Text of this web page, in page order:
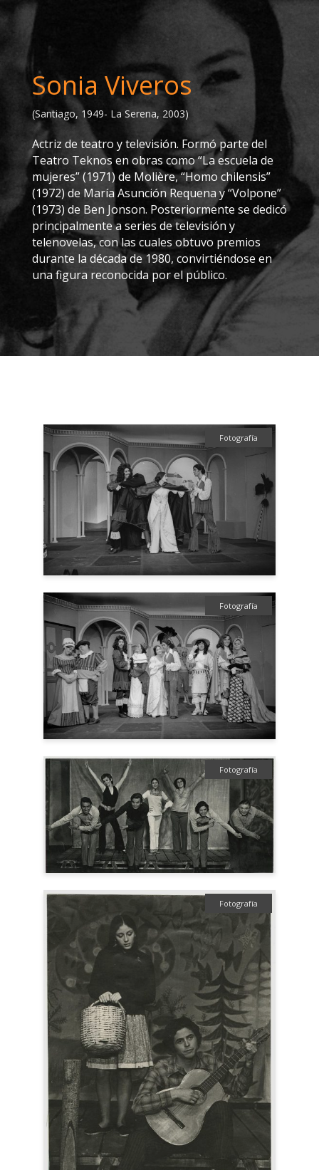
Sonia Viveros
(Santiago, 1949- La Serena, 2003)
Actriz de teatro y televisión. Formó parte del
Teatro Teknos en obras como “La escuela de
mujeres” (1971) de Molière, “Homo chilensis”
(1972) de María Asunción Requena y “Volpone”
(1973) de Ben Jonson. Posteriormente se dedicó
principalmente a series de televisión y
telenovelas, con las cuales obtuvo premios
durante la década de 1980, convirtiéndose en
una figura reconocida por el público.
Fotografía
Fotografía
Fotografía
Fotografía